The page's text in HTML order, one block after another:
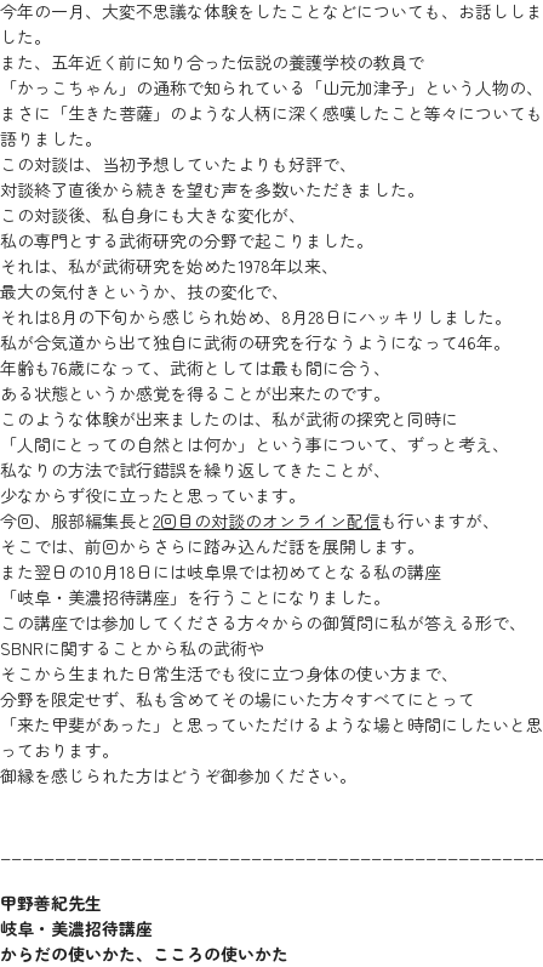
今年の一月、大変不思議な体験をしたことなどについても、お話ししま
した。
また、五年近く前に知り合った伝説の養護学校の教員で
「かっこちゃん」の通称で知られている「山元加津子」という人物の、
まさに「生きた菩薩」のような人柄に深く感嘆したこと等々についても
語りました。
この対談は、当初予想していたよりも好評で、
対談終了直後から続きを望む声を多数いただきました。
この対談後、私自身にも大きな変化が、
私の専門とする武術研究の分野で起こりました。
それは、私が武術研究を始めた1978年以来、
最大の気付きというか、技の変化で、
それは8月の下旬から感じられ始め、8月28日にハッキリしました。
私が合気道から出て独自に武術の研究を行なうようになって46年。
年齢も76歳になって、武術としては最も間に合う、
ある状態というか感覚を得ることが出来たのです。
このような体験が出来ましたのは、私が武術の探究と同時に
「人間にとっての自然とは何か」という事について、ずっと考え、
私なりの方法で試行錯誤を繰り返してきたことが、
少なからず役に立ったと思っています。
今回、服部編集長と2回目の対談のオンライン配信も行いますが、
そこでは、前回からさらに踏み込んだ話を展開します。
また翌日の10月18日には岐阜県では初めてとなる私の講座
「岐阜・美濃招待講座」を行うことになりました。
この講座では参加してくださる方々からの御質問に私が答える形で、
SBNRに関することから私の武術や
そこから生まれた日常生活でも役に立つ身体の使い方まで、
分野を限定せず、私も含めてその場にいた方々すべてにとって
「来た甲斐があった」と思っていただけるような場と時間にしたいと思
っております。
御縁を感じられた方はどうぞ御参加ください。
甲野善紀先生
岐阜・美濃招待講座
からだの使いかた、こころの使いかた